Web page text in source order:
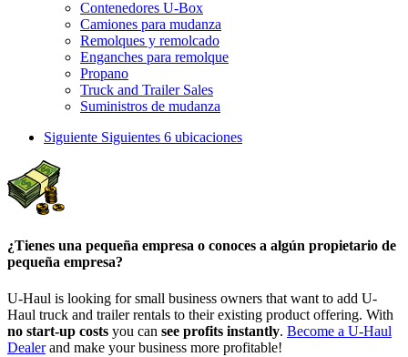
Contenedores U-Box
Camiones para mudanza
Remolques y remolcado
Enganches para remolque
Propano
Truck and Trailer Sales
Suministros de mudanza
Siguiente Siguientes 6 ubicaciones
¿Tienes una pequeña empresa o conoces a algún propietario de
pequeña empresa?
U-Haul is looking for small business owners that want to add U-
Haul truck and trailer rentals to their existing product offering. With
no start-up costs you can see profits instantly. Become a U-Haul
Dealerand make your business more profitable!